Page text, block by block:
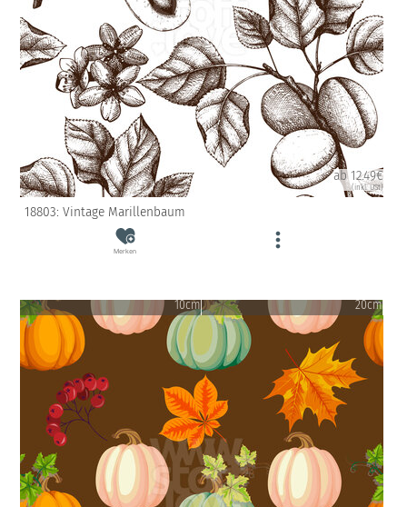
ab 12.49€
(inkl. USt)
18803: Vintage Marillenbaum
Merken
10cm 20cm